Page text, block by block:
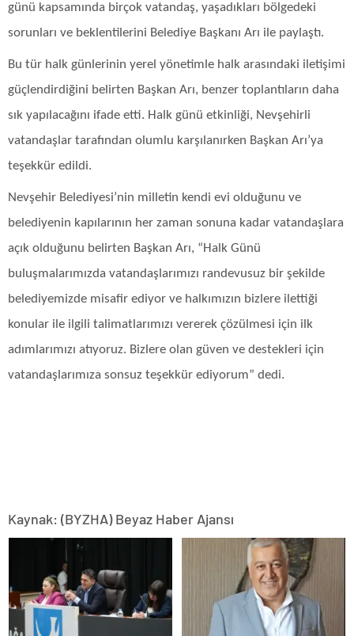
günü kapsamında birçok vatandaş, yaşadıkları bölgedeki
sorunları ve beklentilerini Belediye Başkanı Arı ile paylaştı.
Bu tür halk günlerinin yerel yönetimle halk arasındaki iletişimi
güçlendirdiğini belirten Başkan Arı, benzer toplantıların daha
sık yapılacağını ifade etti. Halk günü etkinliği, Nevşehirli
vatandaşlar tarafından olumlu karşılanırken Başkan Arı’ya
teşekkür edildi.
Nevşehir Belediyesi’nin milletin kendi evi olduğunu ve
belediyenin kapılarının her zaman sonuna kadar vatandaşlara
açık olduğunu belirten Başkan Arı, “Halk Günü
buluşmalarımızda vatandaşlarımızı randevusuz bir şekilde
belediyemizde misafir ediyor ve halkımızın bizlere ilettiği
konular ile ilgili talimatlarımızı vererek çözülmesi için ilk
adımlarımızı atıyoruz. Bizlere olan güven ve destekleri için
vatandaşlarımıza sonsuz teşekkür ediyorum” dedi.
Kaynak: (BYZHA) Beyaz Haber Ajansı